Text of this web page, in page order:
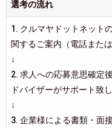
選考の流れ
1. クルマヤドットネット
関するご案内（電話また
↓
2. 求人への応募意思確定
ドバイザーがサポート致し
↓
3. 企業様による書類・面